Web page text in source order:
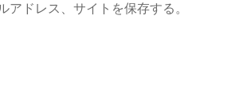
アドレス、サイトを保存する。